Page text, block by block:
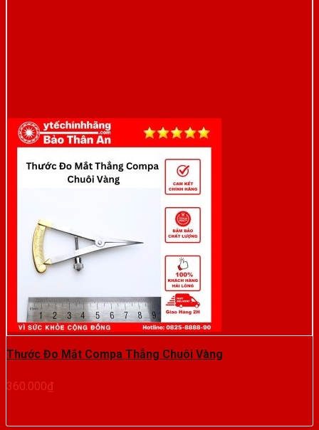
Thước Đo Mắt Compa Thẳng Chuôi Vàng
360.000₫